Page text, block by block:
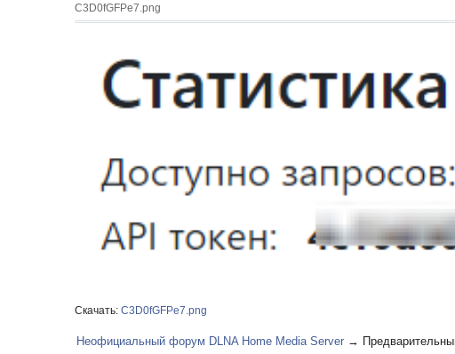
C3D0fGFPe7.png
Скачать:C3D0fGFPe7.png
Неофициальный форум DLNA Home Media Server →